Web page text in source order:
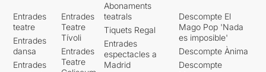
Entrades
teatre
Entrades
dansa
Entrades
Entrades
Teatre
Tívoli
Entrades
Teatre
Abonaments
teatrals
Tiquets Regal
Entrades
espectacles a
Madrid
Descompte El
Mago Pop 'Nada
es imposible'
Descompte Ànima
Descompte